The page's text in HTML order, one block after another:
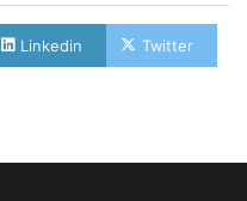
Linkedin Twitter